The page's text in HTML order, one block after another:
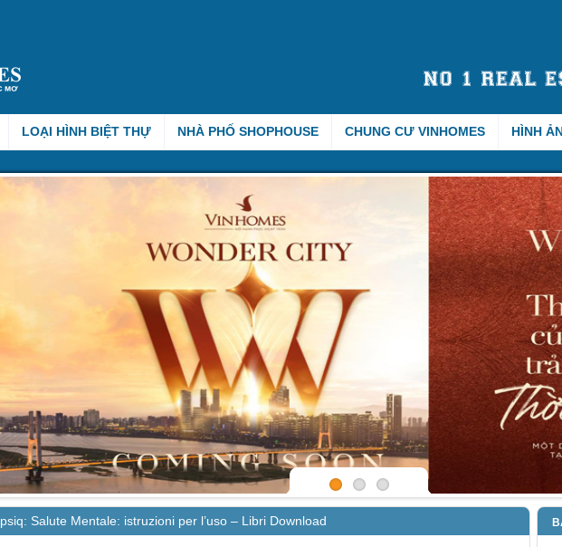
LOẠI HÌNH BIỆT THỰ NHÀ PHỐ SHOPHOUSE CHUNG CƯ VINHOMES HÌNH
psiq: Salute Mentale: istruzioni per l’uso – Libri Download